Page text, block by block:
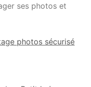
ses photos et
photos sécurisé